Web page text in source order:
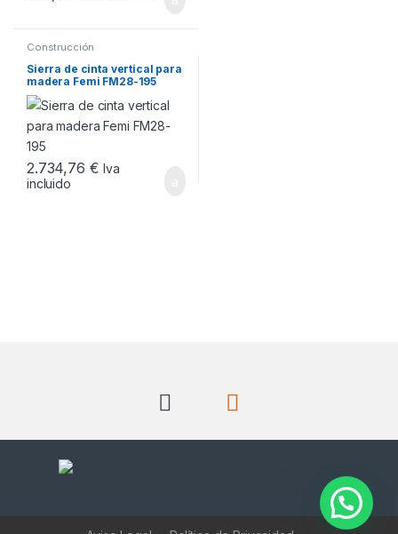
Construcción
Sierra de cinta vertical para
madera Femi FM28-195
2.734,76 € Iva
incluido